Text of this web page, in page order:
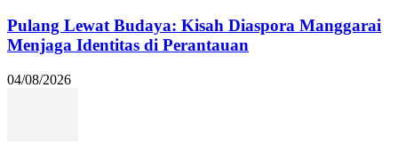
Pulang Lewat Budaya: Kisah Diaspora Manggarai
Menjaga Identitas di Perantauan
04/08/2026